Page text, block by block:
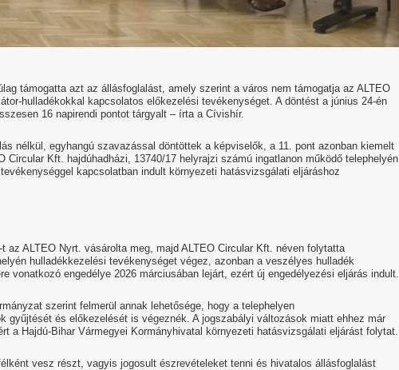
támogatta azt az állásfoglalást, amely szerint a város nem támogatja az ALTEO
hulladékokkal kapcsolatos előkezelési tevékenységet. A döntést a június 24-én
16 napirendi pontot tárgyalt – írta a Cívishír.
nélkül, egyhangú szavazással döntöttek a képviselők, a 11. pont azonban kiemelt
Circular Kft. hajdúhadházi, 13740/17 helyrajzi számú ingatlanon működő telephelyén
kapcsolatban indult környezeti hatásvizsgálati eljáráshoz
ALTEO Nyrt. vásárolta meg, majd ALTEO Circular Kft. néven folytatta
hulladékkezelési tevékenységet végez, azonban a veszélyes hulladék
vonatkozó engedélye 2026 márciusában lejárt, ezért új engedélyezési eljárás indult.
szerint felmerül annak lehetősége, hogy a telephelyen
gyűjtését és előkezelését is végeznék. A jogszabályi változások miatt ehhez már
a Hajdú-Bihar Vármegyei Kormányhivatal környezeti hatásvizsgálati eljárást folytat.
vesz részt, vagyis jogosult észrevételeket tenni és hivatalos állásfoglalást